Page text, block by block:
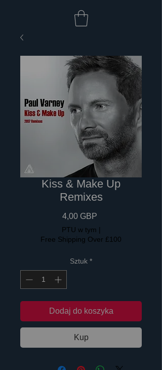
Kiss & Make Up
Remixes
4,00 GBP
PTU w tym |
Free Shipping Over £100
Sztuk *
Dodaj do koszyka
Kup